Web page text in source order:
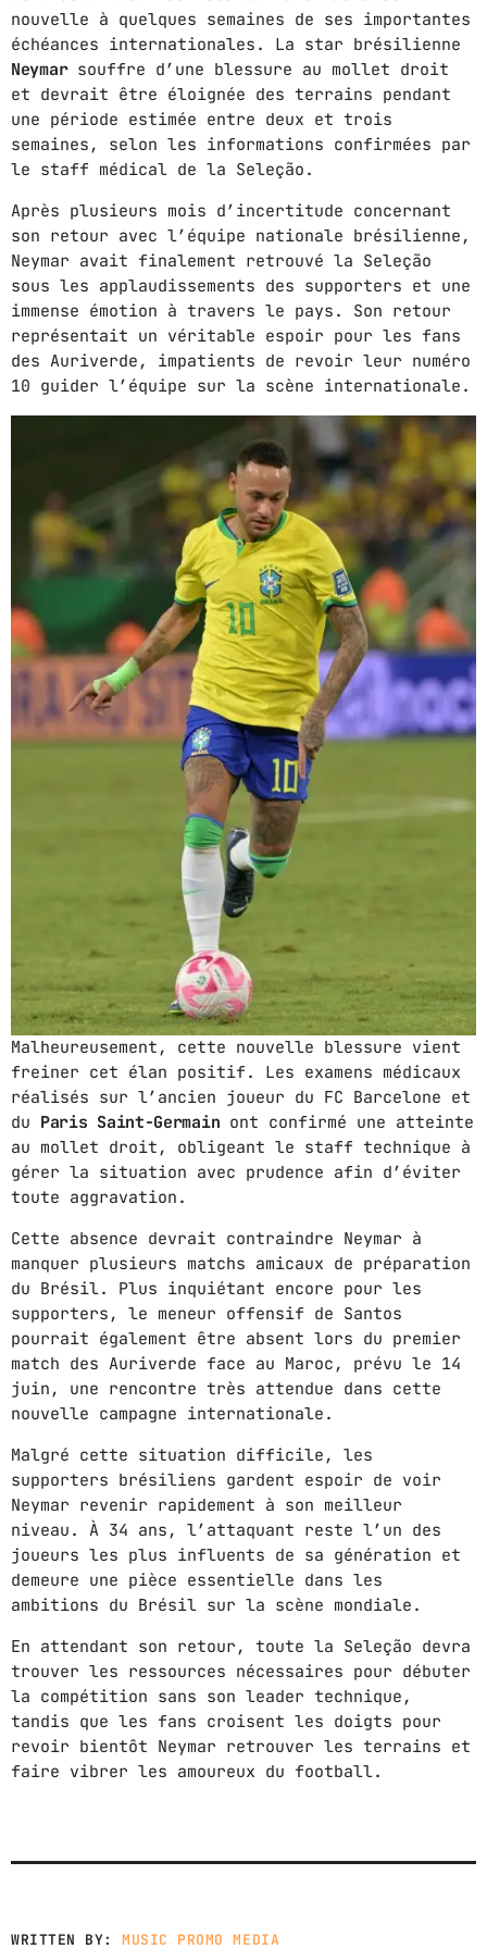
ABOUT US
MUSIC NEWS
SCHEDULE
STUDIO
PROMOTE
CONTACTS
FR
UPCOMING SHOWS
ZOUK LOVERS
6:00 PM - 8:00 PM
SHOW ONE LIVE
8:00 PM - 9:00 PM
MPM MORNING POP
6:00 AM - 9:00 AM
GWOG MWEN
KHASH
TELEPHONE
BAMBY & GENEZIO
3 GIMS - MONICA
GIMS - MONICA
FULL TRACKLIST
nouvelle à quelques semaines de ses importantes
échéances internationales. La star brésilienne
Neymarsouffre d’une blessure au mollet droit
et devrait être éloignée des terrains pendant
une période estimée entre deux et trois
semaines, selon les informations confirmées par
le staff médical de la Seleção.
Après plusieurs mois d’incertitude concernant
son retour avec l’équipe nationale brésilienne,
Neymar avait finalement retrouvé la Seleção
sous les applaudissements des supporters et une
immense émotion à travers le pays. Son retour
représentait un véritable espoir pour les fans
des Auriverde, impatients de revoir leur numéro
10 guider l’équipe sur la scène internationale.
Malheureusement, cette nouvelle blessure vient
freiner cet élan positif. Les examens médicaux
réalisés sur l’ancien joueur du FC Barcelone et
du Paris Saint-Germain ont confirmé une atteinte
au mollet droit, obligeant le staff technique à
gérer la situation avec prudence afin d’éviter
toute aggravation.
Cette absence devrait contraindre Neymar à
manquer plusieurs matchs amicaux de préparation
du Brésil. Plus inquiétant encore pour les
supporters, le meneur offensif de Santos
pourrait également être absent lors du premier
match des Auriverde face au Maroc, prévu le 14
juin, une rencontre très attendue dans cette
nouvelle campagne internationale.
Malgré cette situation difficile, les
supporters brésiliens gardent espoir de voir
Neymar revenir rapidement à son meilleur
niveau. À 34 ans, l’attaquant reste l’un des
joueurs les plus influents de sa génération et
demeure une pièce essentielle dans les
ambitions du Brésil sur la scène mondiale.
En attendant son retour, toute la Seleção devra
trouver les ressources nécessaires pour débuter
la compétition sans son leader technique,
tandis que les fans croisent les doigts pour
revoir bientôt Neymar retrouver les terrains et
faire vibrer les amoureux du football.
WRITTEN BY:MUSIC PROMO MEDIA